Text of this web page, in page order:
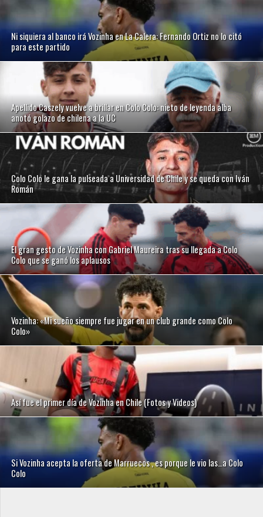
Ni siquiera al banco irá Vozinha en La Calera: Fernando Ortiz no lo citó
para este partido
Apellido Caszely vuelve a brillar en Colo Colo: nieto de leyenda alba
anotó golazo de chilena a la UC
Colo Colo le gana la pulseada a Universidad de Chile y se queda con Iván
Román
El gran gesto de Vozinha con Gabriel Maureira tras su llegada a Colo
Colo que se ganó los aplausos
Vozinha: «Mi sueño siempre fue jugar en un club grande como Colo
Colo»
Así fue el primer día de Vozinha en Chile (Fotos y Videos)
Si Vozinha acepta la oferta de Marruecos , es porque le vio las…a Colo
Colo